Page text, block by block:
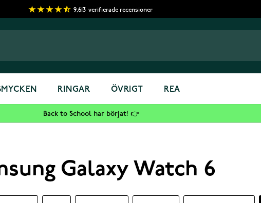
9,613 verifierade recensioner
RINGAR ÖVRIGT REA
Back to School har börjat! 👉
Galaxy Watch 6